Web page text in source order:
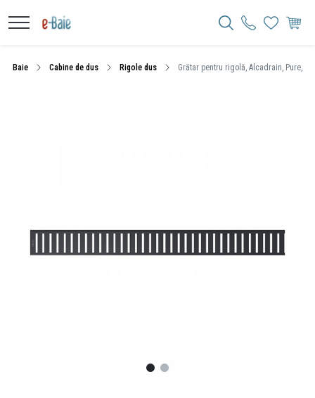
Baie Cabine de dus Rigole dus Grătar pentru rigolă, Alcadrain, Pure,